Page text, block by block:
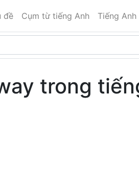
đề Cụm từ tiếng Anh Tiếng
trong